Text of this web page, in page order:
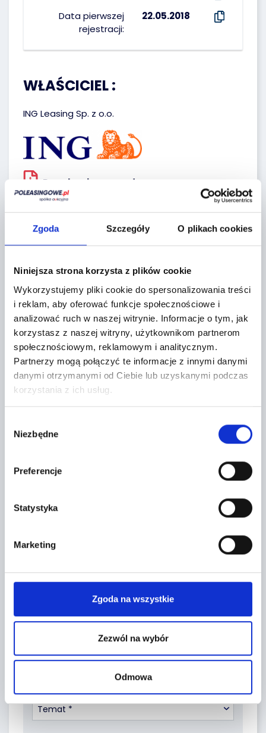
Zgoda Szczegóły O plikach cookies
Niniejsza strona korzysta z plików cookie
Wykorzystujemy pliki cookie do spersonalizowania treści
i reklam, aby oferować funkcje społecznościowe i
analizować ruch w naszej witrynie. Informacje o tym, jak
korzystasz z naszej witryny, użytkownikom partnerom
społecznościowym, reklamowym i analitycznym.
Partnerzy mogą połączyć te informacje z innymi danymi
danymi otrzymanymi od Ciebie lub uzyskanymi podczas
korzystania z ich usług.
zgody
Niezbędne
Preferencje
Statystyka
Marketing
Zgoda na wszystkie
Zezwól na wybór
Odmowa
Data pierwszej
rejestracji:
22.05.2018
WŁAŚCICIEL :
ING Leasing Sp. z o.o.
Regulaminy sprzedawcy
Lokalizacja:
Aukcyjna 1
+
−
contributors
FORMULARZ KONTAKTOWY
Temat *